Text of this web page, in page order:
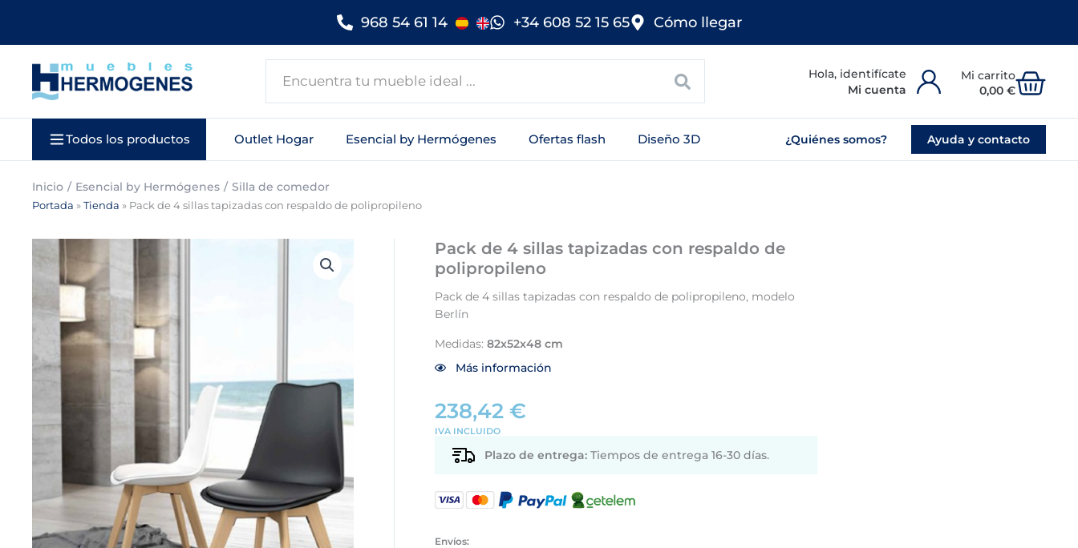
contenido
968 54 61 14 +34 608 52 15 65 Cómo llegar
Mi cuenta 0,00 €
Todos los productos Outlet Hogar Esencial by Hermógenes Ofertas flash Diseño 3D ¿Quiénes somos? Ayuda y contacto
Inicio Esencial by Hermógenes Silla de comedor
Portada » Tienda » Pack de 4 sillas tapizadas con respaldo de polipropileno
Pack de 4 sillas tapizadas con respaldo de
polipropileno
Pack de 4 sillas tapizadas con respaldo de polipropileno, modelo
Berlín
Medidas: 82x52x48 cm
Más información
238,42 €
IVA INCLUIDO
Plazo de entrega:Tiempos de entrega 16-30 días.
Envíos: